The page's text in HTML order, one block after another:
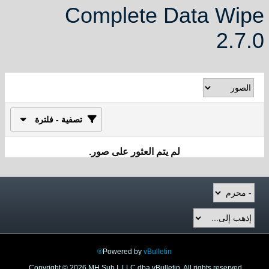
Complete Data Wipe
2.7.0
تصفية - فلترة
لم يتم العثور على صور.
Powered by vBulletin®